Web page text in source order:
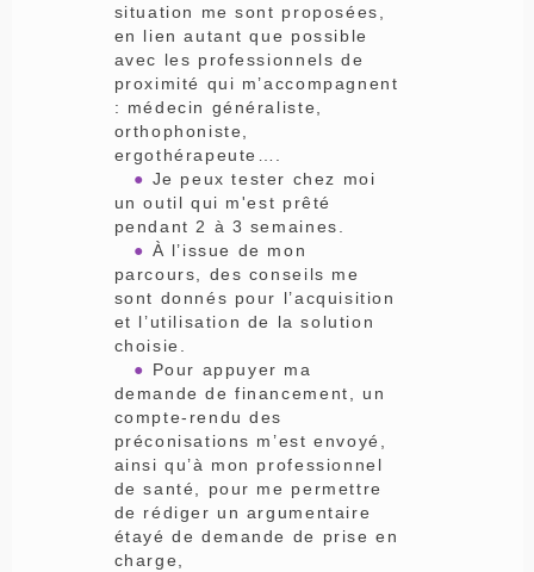
situation me sont proposées,
en lien autant que possible
avec les professionnels de
proximité qui m’accompagnent
: médecin généraliste,
orthophoniste,
ergothérapeute….
● Je peux tester chez moi
un outil qui m'est prêté
pendant 2 à 3 semaines.
● À l’issue de mon
parcours, des conseils me
sont donnés pour l’acquisition
et l’utilisation de la solution
choisie.
● Pour appuyer ma
demande de financement, un
compte-rendu des
préconisations m’est envoyé,
ainsi qu’à mon professionnel
de santé, pour me permettre
de rédiger un argumentaire
étayé de demande de prise en
charge,